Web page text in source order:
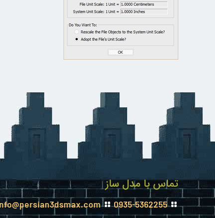
تماس با مدل ساز
0935-5362255
info@persian3dsmax.com